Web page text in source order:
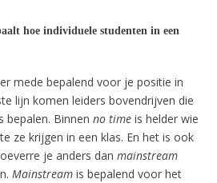
hoe individuele studenten in een
mede bepalend voor je positie in
lijn komen leiders bovendrijven die
bepalen. Binnen no timeis helder wie
ze krijgen in een klas. En het is ook
je anders dan mainstream
Mainstreamis bepalend voor het